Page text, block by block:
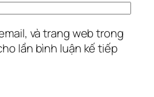
và trang web trong
lần bình luận kế tiếp